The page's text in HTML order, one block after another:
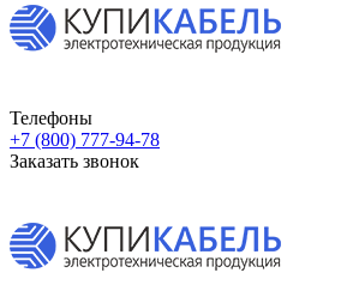
Телефоны
+7 (800) 777-94-78
Заказать звонок